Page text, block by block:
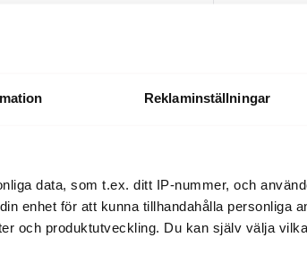
Reklaminställningar
data, som t.ex. ditt IP-nummer, och
enhet för att kunna tillhandahålla personliga
och produktutveckling. Du kan själv välja
199 kr 167 kr
kanske också gillar